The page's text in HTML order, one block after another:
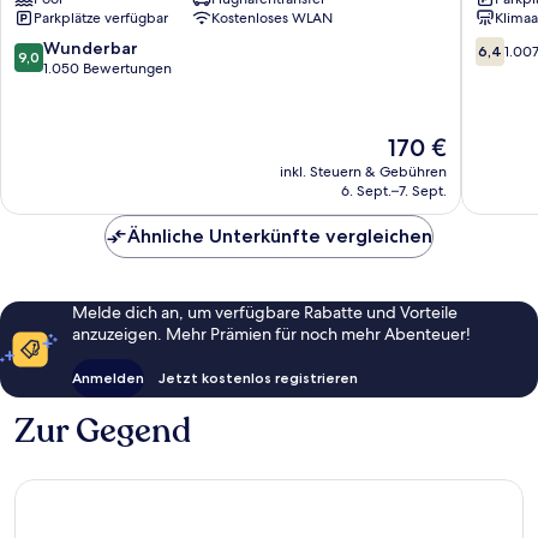
Airport
Parkplätze verfügbar
Kostenloses WLAN
9.0
von
9,0 Wunderbar
1.050 Bewertungen
Der
Preis
beträgt
170 €
inkl. Steuern & Gebühren
6. Sept.–7. Sept.
Hendra
6.4
von
6,4
Ähnliche Unterkünfte vergleichen
Melde dich an, um verfügbare Rabatte und Vorteile
anzuzeigen. Mehr Prämien für noch mehr Abenteuer!
Anmelden Jetzt kostenlos registrieren
Zur Gegend